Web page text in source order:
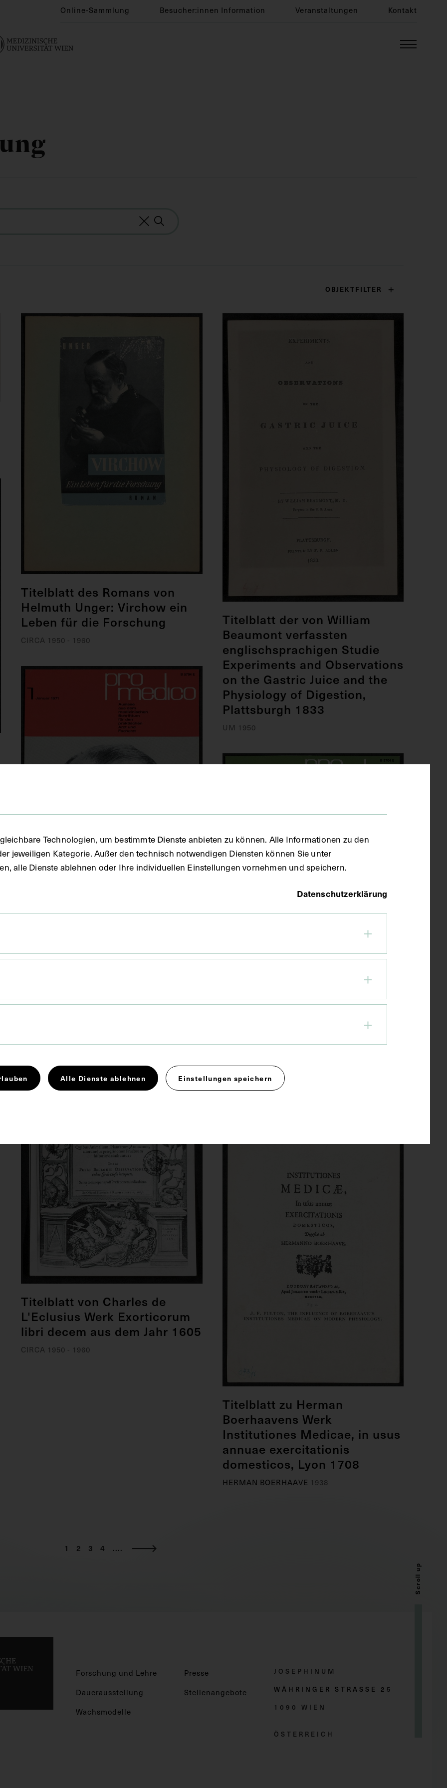
Online-Sammlung Besucher:innen Information Veranstaltungen Kontakt
OBJEKTFILTER
Titelblatt des Romans von
Helmuth Unger: Virchow ein
Leben für die Forschung
CIRCA 1950 - 1960
Titelblatt der von William
Beaumont verfassten
englischsprachigen Studie
Experiments and Observations
on the Gastric Juice and the
Physiology of Digestion,
Plattsburgh 1833
UM 1950
dem Titelblatt der
Porträt von August Lindemann
auf dem Titelblatt der
1970
Titelblatt von Charles de
L'Eclusius Werk Exorticorum
libri decem aus dem Jahr 1605
CIRCA 1950 - 1960
Titelblatt zu Herman
Boerhaavens Werk
Institutiones Medicae, in usus
annuae exercitationis
domesticos, Lyon 1708
HERMAN BOERHAAVE 1938
1 2 3 4 ....
Scroll up
Forschung und Lehre
Dauerausstellung
Wachsmodelle
Presse
Stellenangebote
JOSEPHINUM
WÄHRINGER STRASSE 2 5
1090 WIEN
ÖSTERREICH
Technologien, um bestimmte Dienste anbieten zu können. Alle Informationen zu den
jeweiligen Kategorie. Außer den technisch notwendigen Diensten können Sie unter
alle Dienste ablehnen oder Ihre individuellen Einstellungen vornehmen und speichern.
Datenschutzerklärung
Alle Dienste ablehnen Einstellungen speichern